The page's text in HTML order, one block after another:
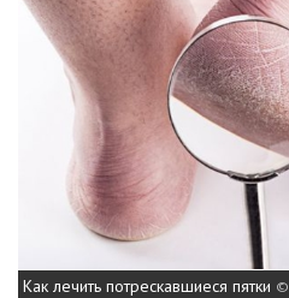
Как лечить потрескавшиеся пятки